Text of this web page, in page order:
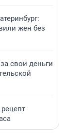
жен без
свои деньги